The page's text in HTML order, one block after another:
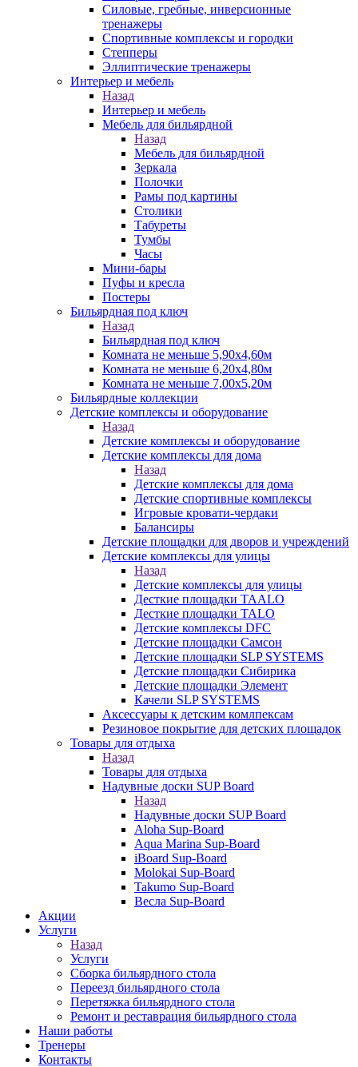
Силовые, гребные, инверсионные
тренажеры
Спортивные комплексы и городки
Степперы
Эллиптические тренажеры
Интерьер и мебель
Назад
Интерьер и мебель
Мебель для бильярдной
Назад
Мебель для бильярдной
Зеркала
Полочки
Рамы под картины
Столики
Табуреты
Тумбы
Часы
Мини-бары
Пуфы и кресла
Постеры
Бильярдная под ключ
Назад
Бильярдная под ключ
Комната не меньше 5,90х4,60м
Комната не меньше 6,20х4,80м
Комната не меньше 7,00х5,20м
Бильярдные коллекции
Детские комплексы и оборудование
Назад
Детские комплексы и оборудование
Детские комплексы для дома
Назад
Детские комплексы для дома
Детские спортивные комплексы
Игровые кровати-чердаки
Балансиры
Детские площадки для дворов и учреждений
Детские комплексы для улицы
Назад
Детские комплексы для улицы
Десткие площадки TAALO
Десткие площадки TALO
Детские комплексы DFC
Детские площадки Самсон
Детские площадки SLP SYSTEMS
Детские площадки Сибирика
Детские площадки Элемент
Качели SLP SYSTEMS
Аксессуары к детским комлпексам
Резиновое покрытие для детских площадок
Товары для отдыха
Назад
Товары для отдыха
Надувные доски SUP Board
Назад
Надувные доски SUP Board
Aloha Sup-Board
Aqua Marina Sup-Board
iBoard Sup-Board
Molokai Sup-Board
Takumo Sup-Board
Весла Sup-Board
Акции
Услуги
Назад
Услуги
Сборка бильярдного стола
Переезд бильярдного стола
Перетяжка бильярдного стола
Ремонт и реставрация бильярдного стола
Наши работы
Тренеры
Контакты